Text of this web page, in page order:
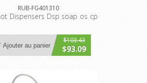
RUB-FG401310
Dispensers Dsp soap os cp
$103.43
$93.09
Ajouter au panier